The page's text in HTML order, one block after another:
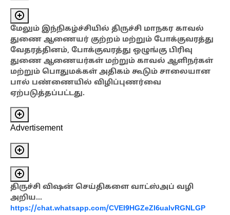
மேலும் இந்நிகழ்ச்சியில் திருச்சி மாநகர காவல்
துணை ஆணையர் குற்றம் மற்றும் போக்குவரத்து
வேதரத்தினம், போக்குவரத்து ஒழுங்கு பிரிவு
துணை ஆணையர்கள் மற்றும் காவல் ஆளிநர்கள்
மற்றும் பொதுமக்கள் அதிகம் கூடும் சாலையான
பால் பண்ணையில் விழிப்புணர்வை
ஏற்படுத்தப்பட்டது.
Advertisement
திருச்சி விஷன் செய்திகளை வாட்ஸ்அப் வழி
அறிய…
https://chat.whatsapp.com/CVEI9HGZeZI6ualvRGNLGP